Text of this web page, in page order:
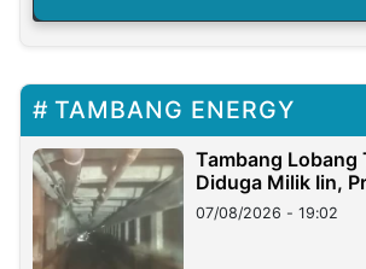
TAMBANG ENERGY
Tambang Lobang
Diduga Milik Iin,
07/08/2026 - 19:02